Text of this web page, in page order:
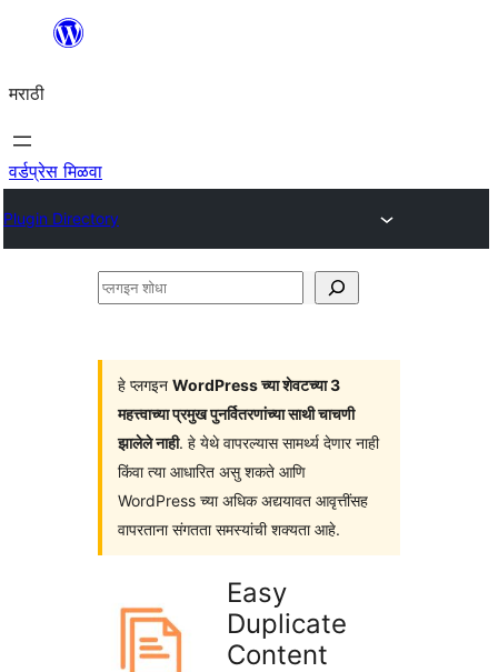
सामुग्रीवर
मराठी
वर्डप्रेस मिळवा
Plugin Directory
प्लगइन
हे प्लगइन WordPress च्या शेवटच्या 3
महत्त्वाच्या प्रमुख पुनर्वितरणांच्या साथी चाचणी
झालेले नाही. हे येथे वापरल्यास सामर्थ्य देणार नाही
किंवा त्या आधारित असु शकते आणि
WordPress च्या अधिक अद्ययावत आवृत्तींसह
वापरताना संगतता समस्यांची शक्यता आहे.
Easy
Duplicate
Content